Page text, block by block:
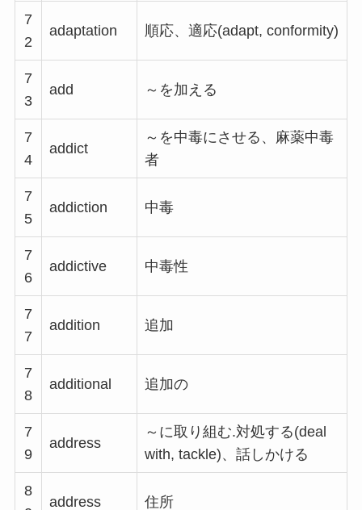
7
2
adaptation 順応、適応(adapt, conformity)
7
3
add ～を加える
7
4
addict
～を中毒にさせる、麻薬中毒
者
7
5
addiction 中毒
7
6
addictive 中毒性
7
7
addition 追加
7
8
additional 追加の
7
9
address
～に取り組む.対処する(deal
with, tackle)、話しかける
8
address 住所